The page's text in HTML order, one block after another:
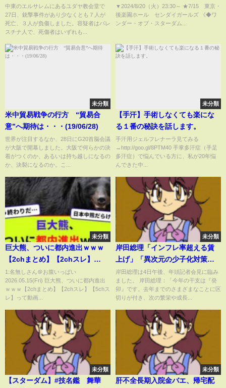
（2023年1月28日）
中東のエルサレムにあるユダヤ教会堂で
27日、銃撃事件があり少なくとも７人が
死亡、３人が負傷しました。容疑者はパレ
スチナ人で、死傷者はいずれも...
ワールド戦 舞華vs稲葉ともか
『We are STARDOM!!』
#242【STARDOM】
▼2024/8/20（火）23:30​​​​​​​​​​～ ★7/15 東京・
後楽園ホール センダイガールズ 《◆ワ
ンダー・オブ・スターダム...
未分類
米中貿易戦争の行方 “貿易合
意”へ期待は・・・(19/06/28)
世界が注目するなか、28日にG20首脳会議
が大阪で開幕しました。大阪で何らかの決
着がつくのか、あるいは持ち越しになるの
か、決裂になるのか。こ...
未分類
【手汗】手術しなくても楽にな
る１番の秘訣を話します。
手汗用ジェルフレナーラ見てみる
→http://goo.gl/8PTM40 手掌多汗症（手足
多汗症）で悩んでいる方に、私が20年悩
んできた中...
未分類
巨大熊、ついに都内進出ｗｗｗ
【2chまとめ】【2chスレ】
【5chスレ】
1:名無しさん＠お腹いっぱい
2026.05.15(Fri) 巨大熊、ついに都内進出
ｗｗｗ【2chまとめ】【2chスレ】【5chス
レ】って動画...
未分類
岸田総理「インフレ率超える賃
上げ」「異次元の少子化対策」
実現性は？(2023年1月4日)
岸田総理は4日午後、年頭記者会見に臨み
ました。 岸田総理：「今年の干支は『癸
卯』です。去年までのさまざまなことに区
切りが付き、次の繁栄や成長...
未分類
【スターダム】#技名鑑 舞華
未分類
肝不全長期入院金バエ、帰宅配